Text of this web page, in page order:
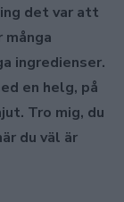
det var att
ingredienser.
en helg, på
Tro mig, du
du väl är